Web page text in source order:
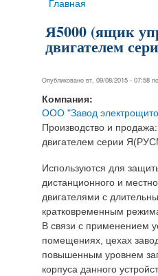
Вы здесь
Главная
Я5000 (ящик
двигателем
Опубликовано вт, 09/08/2015 - 07:58
Компания:
ООО "Завод
Производство и
двигателем серии
Используются для
дистанционного и
двигателями с
кратковременным
В связи с применением
помещениях, цехах
повышенным уровнем
корпуса данного